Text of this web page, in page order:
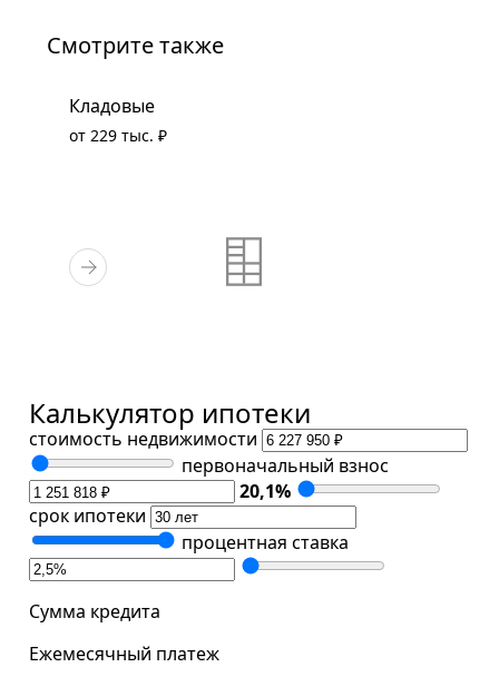
Смотрите также
Кладовые
от 229 тыс. ₽
Калькулятор ипотеки
стоимость недвижимости
первоначальный взнос
20,1%
срок ипотеки
процентная ставка
Сумма кредита
Ежемесячный платеж